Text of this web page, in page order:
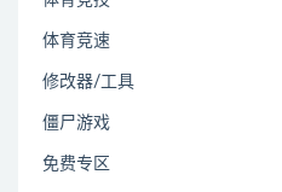
体育竞速
修改器/工具
僵尸游戏
免费专区